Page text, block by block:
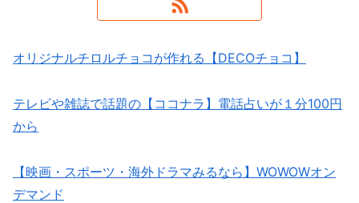
オリジナルチロルチョコが作れる【DECOチョコ】
テレビや雑誌で話題の【ココナラ】電話占いが１分100円
から
【映画・スポーツ・海外ドラマみるなら】WOWOWオン
デマンド